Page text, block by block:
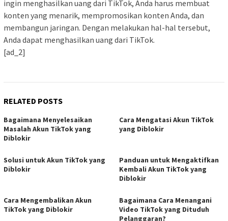
ingin menghasilkan uang dari TikTok, Anda harus membuat
konten yang menarik, mempromosikan konten Anda, dan
membangun jaringan. Dengan melakukan hal-hal tersebut,
Anda dapat menghasilkan uang dari TikTok.
[ad_2]
RELATED POSTS
Bagaimana Menyelesaikan
Masalah Akun TikTok yang
Diblokir
Cara Mengatasi Akun TikTok
yang Diblokir
Solusi untuk Akun TikTok yang
Diblokir
Panduan untuk Mengaktifkan
Kembali Akun TikTok yang
Diblokir
Cara Mengembalikan Akun
TikTok yang Diblokir
Bagaimana Cara Menangani
Video TikTok yang Dituduh
Pelanggaran?